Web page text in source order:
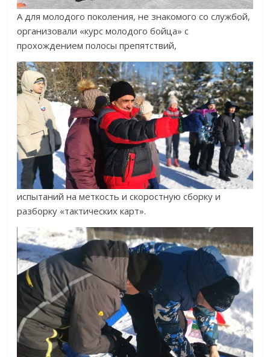
А для молодого поколения, не знакомого со службой,
организовали «курс молодого бойца» с
прохождением полосы препятствий,
испытаний на меткость и скоростную сборку и
разборку «тактических карт».